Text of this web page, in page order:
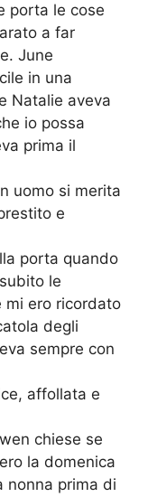
porta le cose
a far
June
in una
Natalie aveva
io possa
prima il
uomo si merita
e
porta quando
le
mi ero ricordato
degli
sempre con
affollata e
chiese se
la domenica
nonna prima di